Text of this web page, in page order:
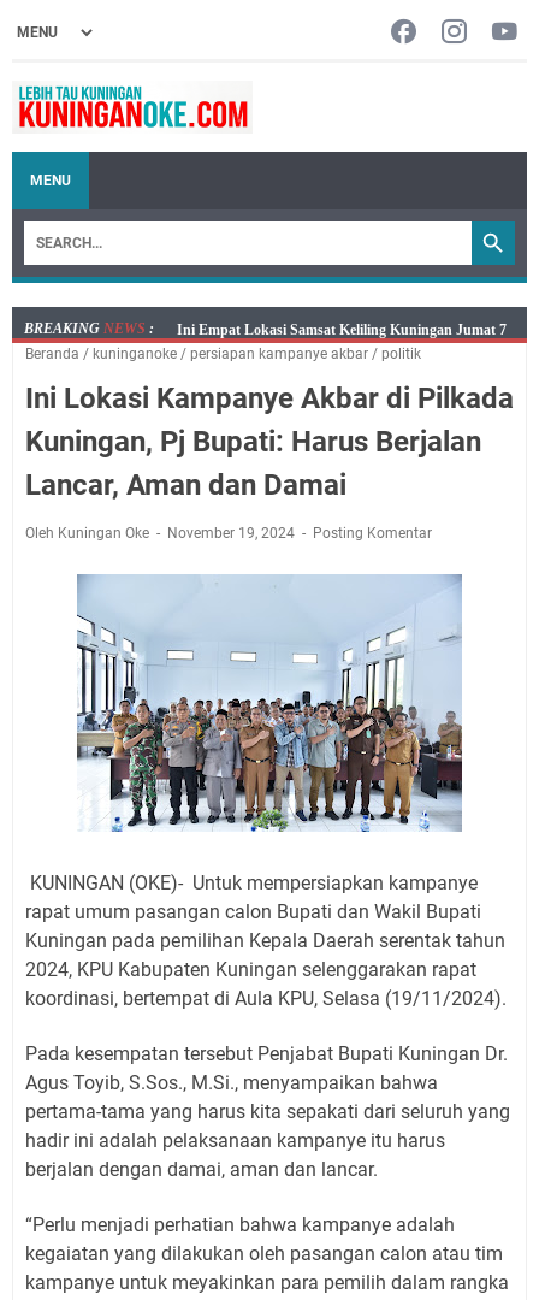
MENU
BREAKING NEWS :
Jumat 7 Agustus 2026 Mobil SIM Keliling Ada di
Kecamatan Sindangagung
Embun Pagi Jumat 8 Agustus 2026: Jika Keberkahan
Kelaparan Meskipun Memiliki Sekarung Penuh Uang
Salat Lima Waktu itu Bukan Cuma Kewajiban, Tapi
Jadwal Salat Wilayah Kuningan Jumat 7 Agustus 2026
Nobar Final Piala Presiden 2026 Bersama Kebo Bule
Warga Mulai Kesulitan Air Bersih Akibat Kekeringan,
Polres Kuningan dan PAM Tirta Kamuning Salurakan
Uniku Jadi Tuan Rumah Pendampingan Penyusunan
Dokumen SPMI
Sudahkah Kita Merdeka Dari Hawa Nafsu?
Info Sembako di Pasar Kepuh Kuningan Kamis 6
Agenda Kegiatan Bupati Kuningan Jumat 7 Agustus
2026 Ada Tiga, Tapi yang Bakal Dihadiri Hanya Satu
Ini Empat Lokasi Samsat Keliling Kuningan Jumat 7
Agustus 2026
Beranda / kuninganoke / persiapan kampanye akbar / politik
Ini Lokasi Kampanye Akbar di Pilkada
Kuningan, Pj Bupati: Harus Berjalan
Lancar, Aman dan Damai
Oleh Kuningan Oke November 19, 2024 Posting Komentar
KUNINGAN (OKE)- Untuk mempersiapkan kampanye
rapat umum pasangan calon Bupati dan Wakil Bupati
Kuningan pada pemilihan Kepala Daerah serentak tahun
2024, KPU Kabupaten Kuningan selenggarakan rapat
koordinasi, bertempat di Aula KPU, Selasa (19/11/2024).
Pada kesempatan tersebut Penjabat Bupati Kuningan Dr.
Agus Toyib, S.Sos., M.Si., menyampaikan bahwa
pertama-tama yang harus kita sepakati dari seluruh yang
hadir ini adalah pelaksanaan kampanye itu harus
berjalan dengan damai, aman dan lancar.
“Perlu menjadi perhatian bahwa kampanye adalah
kegaiatan yang dilakukan oleh pasangan calon atau tim
kampanye untuk meyakinkan para pemilih dalam rangka